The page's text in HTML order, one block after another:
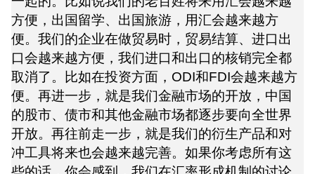
方便，出国留学、出国旅游，用汇会越来越方
便。我们的企业在做贸易时，贸易结算、进口出
口会越来越方便，我们进口和出口的核销完全都
取消了。比如在投资方面，ODI和FDI会越来越方
便。再进一步，就是我们金融市场的开放，中国
的股市、债市和其他金融市场都逐步要向全世界
开放。再往前走一步，就是我们的衍生产品和对
冲工具将来也会越来越完善。如果你考虑所有这